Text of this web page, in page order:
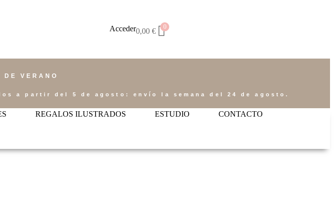
Acceder0,00€
0
DE VERANO
a partir del 5 de agosto: envío la semana del 24 de agosto.
REGALOS ILUSTRADOS ESTUDIO CONTACTO